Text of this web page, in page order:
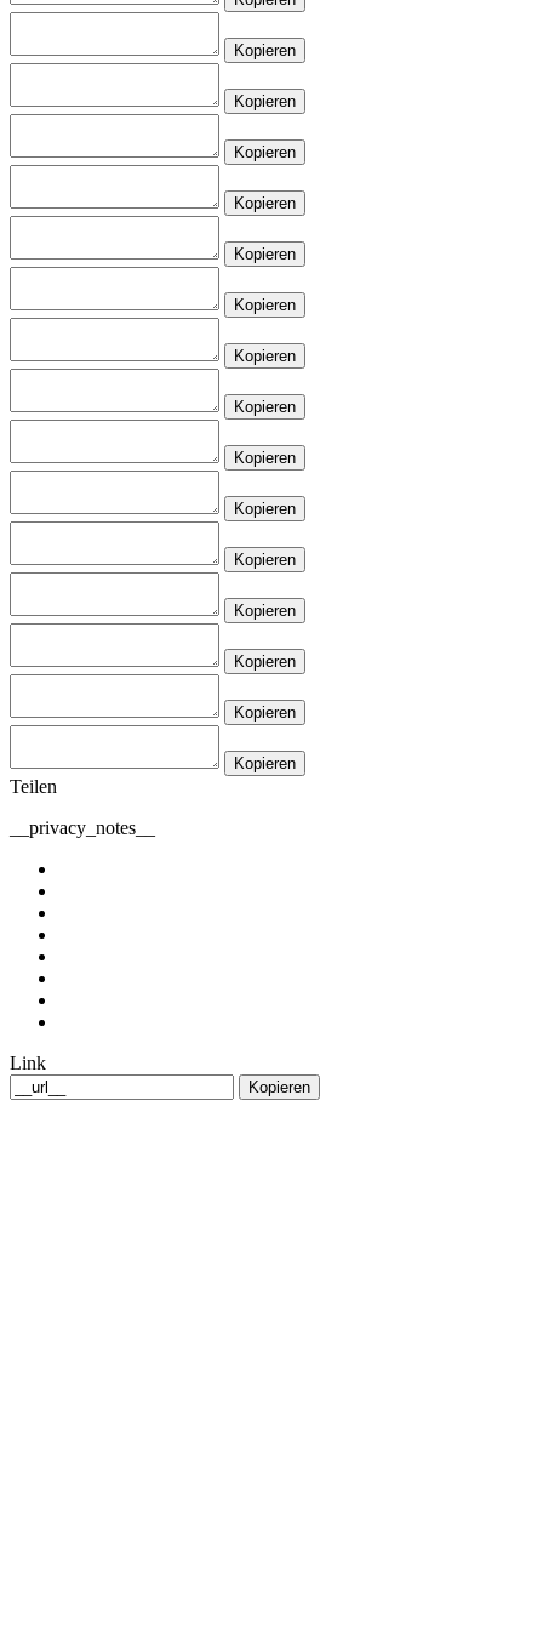
Kopieren
Kopieren
Kopieren
Kopieren
Kopieren
Kopieren
Kopieren
Kopieren
Kopieren
Kopieren
Kopieren
Kopieren
Kopieren
Kopieren
Kopieren
Teilen
__privacy_notes__
Link
Kopieren